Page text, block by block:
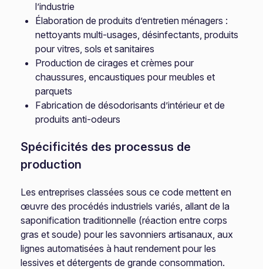
l’industrie
Élaboration de produits d’entretien ménagers :
nettoyants multi-usages, désinfectants, produits
pour vitres, sols et sanitaires
Production de cirages et crèmes pour
chaussures, encaustiques pour meubles et
parquets
Fabrication de désodorisants d’intérieur et de
produits anti-odeurs
Spécificités des processus de
production
Les entreprises classées sous ce code mettent en
œuvre des procédés industriels variés, allant de la
saponification traditionnelle (réaction entre corps
gras et soude) pour les savonniers artisanaux, aux
lignes automatisées à haut rendement pour les
lessives et détergents de grande consommation.